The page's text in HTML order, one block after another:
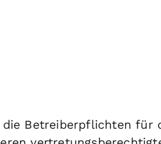
Betreiberpflichten für